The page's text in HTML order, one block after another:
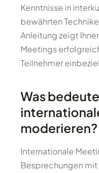
Kenntnisse in
bewährten
Anleitung zeigt
Meetings
Teilnehmer
Was
moderieren?
Internationale
Besprechungen mit